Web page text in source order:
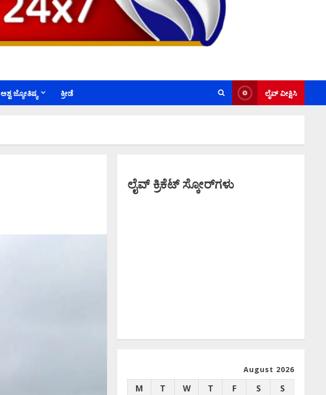
ಅಶ್ವ ಜ್ಯೋತಿಷ್ಯ ಕ್ರೀಡೆ ಲೈವ್ ವೀಕ್ಷಿಸಿ
ಲೈವ್ ಕ್ರಿಕೆಟ್ ಸ್ಕೋರ್‌ಗಳು
August 2026
M T W T F S S